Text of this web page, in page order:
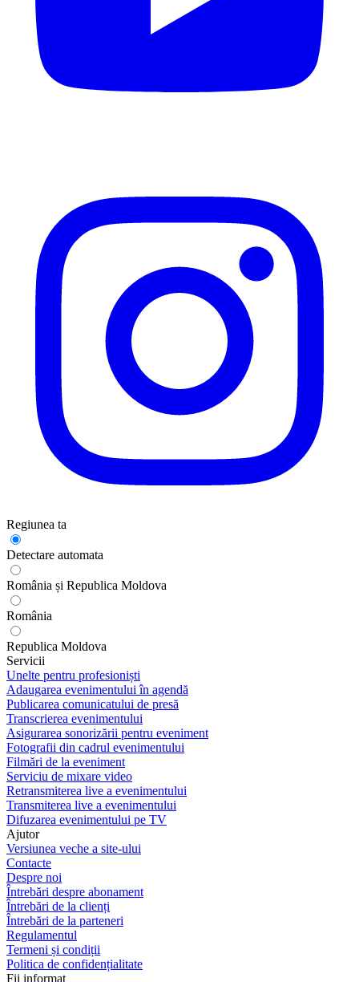
Regiunea ta
Detectare automata
România și Republica Moldova
România
Republica Moldova
Servicii
Unelte pentru profesioniști
Adaugarea evenimentului în agendă
Publicarea comunicatului de presă
Transcrierea evenimentului
Asigurarea sonorizării pentru eveniment
Fotografii din cadrul evenimentului
Filmări de la eveniment
Serviciu de mixare video
Retransmiterea live a evenimentului
Transmiterea live a evenimentului
Difuzarea evenimentului pe TV
Ajutor
Versiunea veche a site-ului
Contacte
Despre noi
Întrebări despre abonament
Întrebări de la clienți
Întrebări de la parteneri
Regulamentul
Termeni și condiții
Politica de confidențialitate
Fii informat